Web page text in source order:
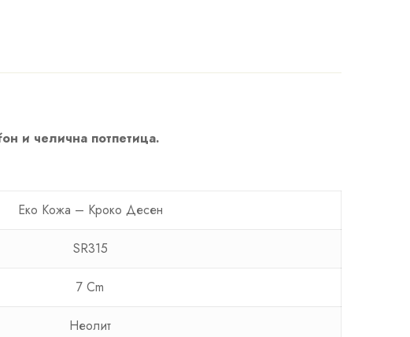
и челична потпетица.
Еко Кожа – Кроко Десен
SR315
7 Cm
Неолит